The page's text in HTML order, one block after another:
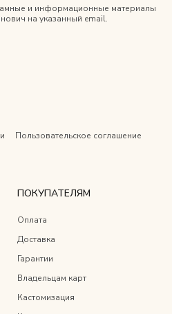
и информационные материалы
на указанный email.
Пользовательское соглашение
ПОКУПАТЕЛЯМ
Оплата
Доставка
Гарантии
Владельцам карт
Кастомизация